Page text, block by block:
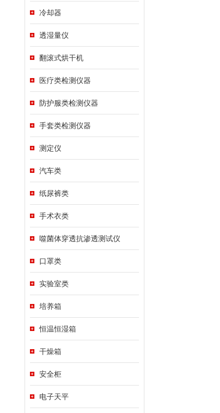
冷却器
透湿量仪
翻滚式烘干机
医疗类检测仪器
防护服类检测仪器
手套类检测仪器
测定仪
汽车类
纸尿裤类
手术衣类
噬菌体穿透抗渗透测试仪
口罩类
实验室类
培养箱
恒温恒湿箱
干燥箱
安全柜
电子天平